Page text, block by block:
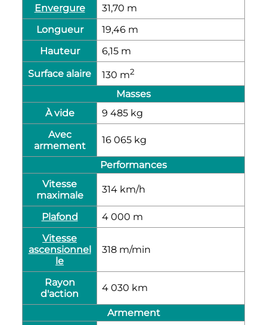
Envergure 31,70 m
Longueur
19,46 m
Hauteur
6,15 m
Surface alaire
130 m2
Masses
À vide
9 485 kg
Avec
armement
16 065 kg
Performances
Vitesse
maximale
314 km/h
Plafond 4 000 m
Vitesse
ascensionnel
le
318 m/min
Rayon
d'action
4 030 km
Armement